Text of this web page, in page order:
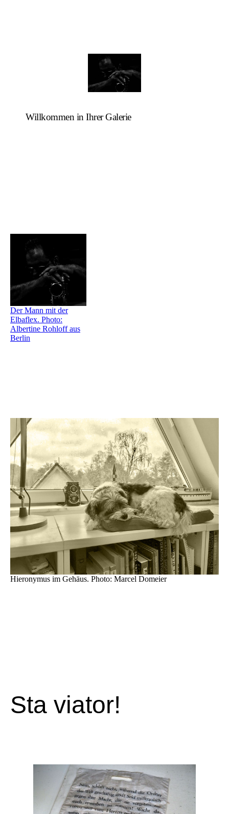
Willkommen in Ihrer Galerie
Der Mann mit der
Elbaflex. Photo:
Albertine Rohloff aus
Berlin
Hieronymus im Gehäus. Photo: Marcel Domeier
Sta viator!